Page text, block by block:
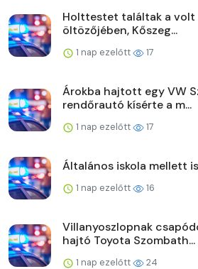
Holttestet találtak a volt
öltözőjében, Kőszeg...
1 nap ezelőtt 17
Árokba hajtott egy VW
rendőrautó kísérte a m...
1 nap ezelőtt 17
Általános iskola mellett
1 nap ezelőtt 16
Villanyoszlopnak
hajtó Toyota Szombath...
1 nap ezelőtt 24